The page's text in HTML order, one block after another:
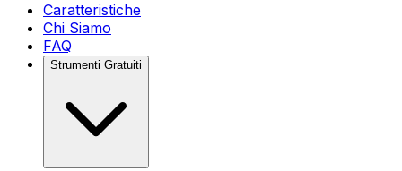
Caratteristiche
Chi Siamo
FAQ
Strumenti Gratuiti